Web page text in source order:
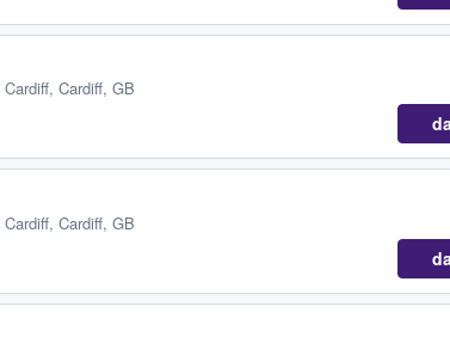
Cardiff, Cardiff, GB
Cardiff, Cardiff, GB
da